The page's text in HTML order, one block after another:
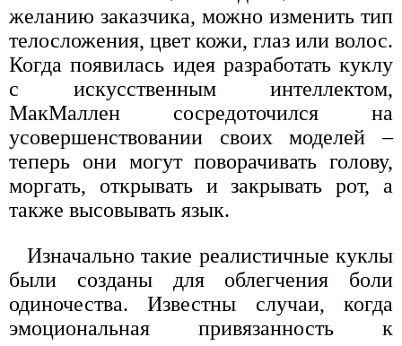
желанию заказчика, можно изменить тип
телосложения, цвет кожи, глаз или волос.
Когда появилась идея разработать куклу
с искусственным интеллектом,
МакМаллен сосредоточился на
усовершенствовании своих моделей –
теперь они могут поворачивать голову,
моргать, открывать и закрывать рот, а
также высовывать язык.
Изначально такие реалистичные куклы
были созданы для облегчения боли
одиночества. Известны случаи, когда
эмоциональная привязанность к